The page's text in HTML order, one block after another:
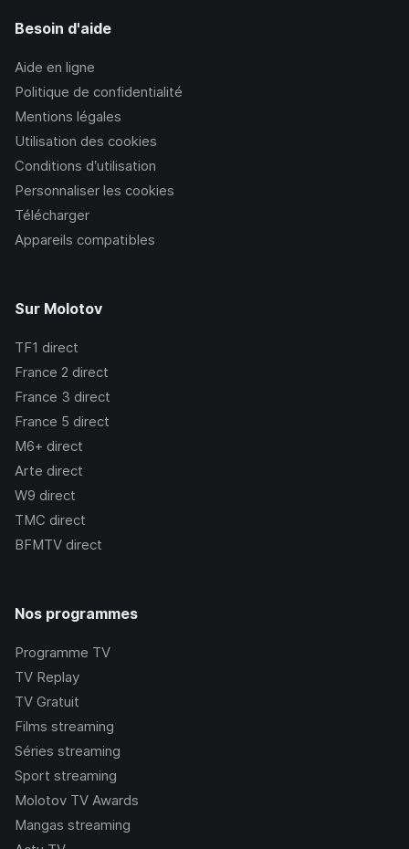
Besoin d'aide
Aide en ligne
Politique de confidentialité
Mentions légales
Utilisation des cookies
Conditions d’utilisation
Personnaliser les cookies
Télécharger
Appareils compatibles
Sur Molotov
TF1 direct
France 2 direct
France 3 direct
France 5 direct
M6+ direct
Arte direct
W9 direct
TMC direct
BFMTV direct
Nos programmes
Programme TV
TV Replay
TV Gratuit
Films streaming
Séries streaming
Sport streaming
Molotov TV Awards
Mangas streaming